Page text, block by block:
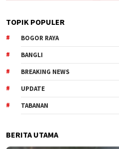
TOPIK POPULER
BOGOR RAYA
BANGLI
BREAKING NEWS
UPDATE
TABANAN
BERITA UTAMA